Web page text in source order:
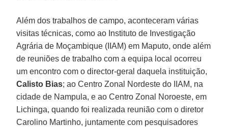
Além dos trabalhos de campo, aconteceram várias
visitas técnicas, como ao Instituto de Investigação
Agrária de Moçambique (IIAM) em Maputo, onde além
de reuniões de trabalho com a equipa local ocorreu
um encontro com o director-geral daquela instituição,
Calisto Bias; ao Centro Zonal Nordeste do IIAM, na
cidade de Nampula, e ao Centro Zonal Noroeste, em
Lichinga, quando foi realizada reunião com o diretor
Carolino Martinho, juntamente com pesquisadores